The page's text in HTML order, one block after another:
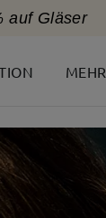
auf Gläser
MEHR